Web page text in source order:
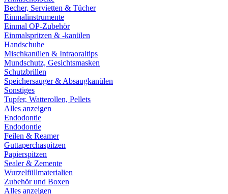
Becher, Servietten & Tücher
Einmalinstrumente
Einmal OP-Zubehör
Einmalspritzen & -kanülen
Handschuhe
Mischkanülen & Intraoraltips
Mundschutz, Gesichtsmasken
Schutzbrillen
Speichersauger & Absaugkanülen
Sonstiges
Tupfer, Watterollen, Pellets
Alles anzeigen
Endodontie
Endodontie
Feilen & Reamer
Guttaperchaspitzen
Papierspitzen
Sealer & Zemente
Wurzelfüllmaterialien
Zubehör und Boxen
Alles anzeigen